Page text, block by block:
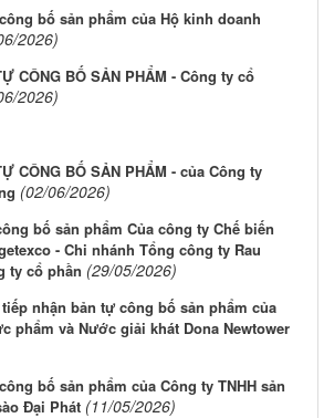
bố sản phẩm của Hộ kinh doanh
2026)
CÔNG BỐ SẢN PHẨM - Công ty cổ
2026)
CÔNG BỐ SẢN PHẨM - của Công ty
(02/06/2026)
bố sản phẩm Của công ty Chế biến
- Chi nhánh Tổng công ty Rau
ty cổ phần (29/05/2026)
nhận bản tự công bố sản phẩm của
phẩm và Nước giải khát Dona Newtower
bố sản phẩm của Công ty TNHH sản
Đại Phát (11/05/2026)